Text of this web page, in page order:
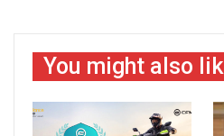
You might also